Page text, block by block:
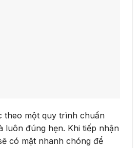
theo một quy trình chuẩn
luôn đúng hẹn. Khi tiếp nhận
có mặt nhanh chóng để